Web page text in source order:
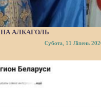
НА АЛКАГОЛЬ
Субота, 11 Ліпень